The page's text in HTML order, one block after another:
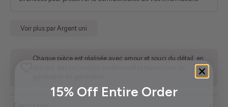
Voir plus par Argent uni
Chaque pièce est réalisée avec amour et souci du détail, en
15% Off Entire Order